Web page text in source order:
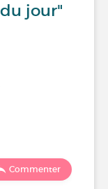
jour"
Commenter